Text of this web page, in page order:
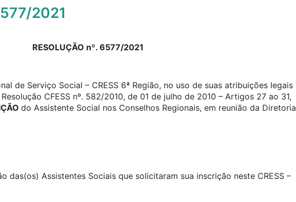
2021
RESOLUÇÃO nº. 6577/2021
de Serviço Social – CRESS 6ª Região, no uso de suas atribuições legais
CFESS nº. 582/2010, de 01 de julho de 2010 – Artigos 27 ao 31,
do Assistente Social nos Conselhos Regionais, em reunião da Diretoria
das(os) Assistentes Sociais que solicitaram sua inscrição neste CRESS –